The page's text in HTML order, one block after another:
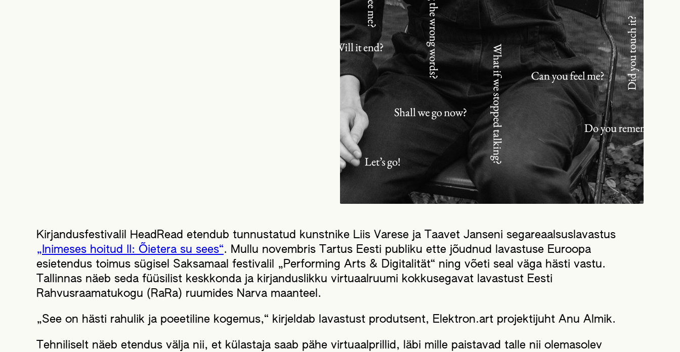
Kirjandusfestivalil HeadRead etendub tunnustatud kunstnike Liis Varese ja Taavet Janseni segareaalsuslavastus
„Inimeses hoitud II: Õietera su sees“. Mullu novembris Tartus Eesti publiku ette jõudnud lavastuse Euroopa
esietendus toimus sügisel Saksamaal festivalil „Performing Arts & Digitalität“ ning võeti seal väga hästi vastu.
Tallinnas näeb seda füüsilist keskkonda ja kirjanduslikku virtuaalruumi kokkusegavat lavastust Eesti
Rahvusraamatukogu (RaRa) ruumides Narva maanteel.
„See on hästi rahulik ja poeetiline kogemus,“ kirjeldab lavastust produtsent, Elektron.art projektijuht Anu Almik.
Tehniliselt näeb etendus välja nii, et külastaja saab pähe virtuaalprillid, läbi mille paistavad talle nii olemasolev